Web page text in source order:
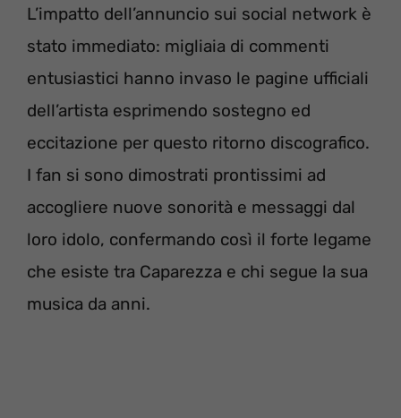
L’impatto dell’annuncio sui social network è
stato immediato: migliaia di commenti
entusiastici hanno invaso le pagine ufficiali
dell’artista esprimendo sostegno ed
eccitazione per questo ritorno discografico.
I fan si sono dimostrati prontissimi ad
accogliere nuove sonorità e messaggi dal
loro idolo, confermando così il forte legame
che esiste tra Caparezza e chi segue la sua
musica da anni.